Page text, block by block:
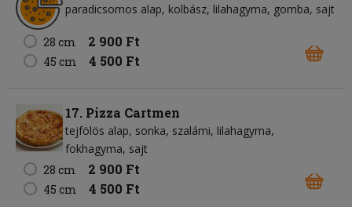
paradicsomos alap kolbász lilahagyma gomba sajt
28 cm 2 900 Ft
45 cm 4 500 Ft
17. Pizza Cartmen
tejfölös alap sonka szalámi lilahagyma
fokhagyma sajt
28 cm
2 900 Ft
45 cm 4 500 Ft